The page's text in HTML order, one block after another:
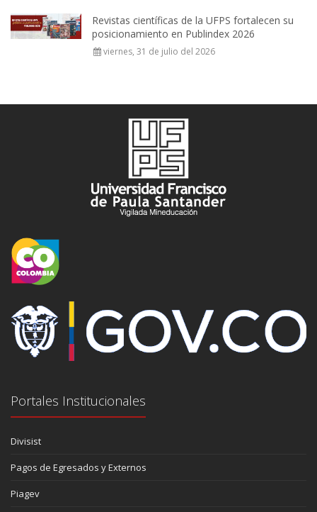
Revistas científicas de la UFPS fortalecen su
posicionamiento en Publindex 2026
viernes, 31 de julio del 2026
Portales Institucionales
Divisist
Pagos de Egresados y Externos
Piagev